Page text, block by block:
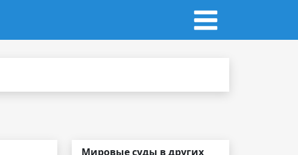
Мировые суды в других